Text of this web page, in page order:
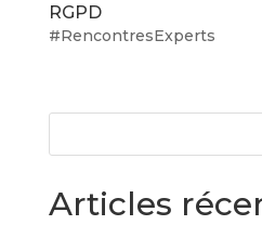
RGPD
#RencontresExperts
Articles